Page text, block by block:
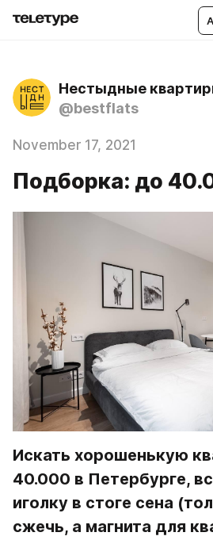
Нестыдные
@bestflats
November 17, 2021
Подборка: до
Искать хорошенькую
40.000 в Петербурге,
иголку в стоге сена
сжечь, а магнита для